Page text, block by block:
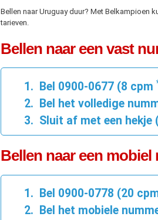
Bellen naar Uruguay duur? Met Belkampioen
tarieven.
Bellen naar een vast
Bel 0900-0677 (8 cpm
Bel het volledige
Sluit af met een hekje
Bellen naar een
Bel 0900-0778 (20
Bel het mobiele